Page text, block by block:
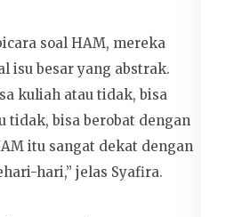
soal HAM, mereka
isu besar yang abstrak.
kuliah atau tidak, bisa
tidak, bisa berobat dengan
itu sangat dekat dengan
hari,” jelas Syafira.